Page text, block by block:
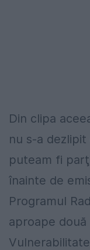
Din clipa
nu s-a
puteam fi
înainte de
Programul
aproape